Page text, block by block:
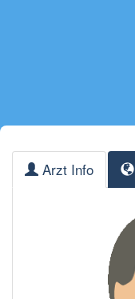
Arzt Info